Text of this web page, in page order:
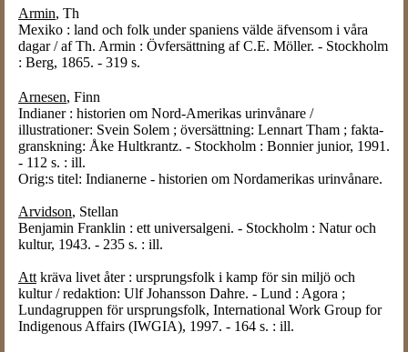
Armin, Th
Mexiko : land och folk under spaniens välde äfvensom i våra
dagar / af Th. Armin : Övfersättning af C.E. Möller. - Stockholm
: Berg, 1865. - 319 s.
Arnesen, Finn
Indianer : historien om Nord-Amerikas urinvånare /
illustrationer: Svein Solem ; översättning: Lennart Tham ; fakta-
granskning: Åke Hultkrantz. - Stockholm : Bonnier junior, 1991.
- 112 s. : ill.
Orig:s titel: Indianerne - historien om Nordamerikas urinvånare.
Arvidson, Stellan
Benjamin Franklin : ett universalgeni. - Stockholm : Natur och
kultur, 1943. - 235 s. : ill.
Att kräva livet åter : ursprungsfolk i kamp för sin miljö och
kultur / redaktion: Ulf Johansson Dahre. - Lund : Agora ;
Lundagruppen för ursprungsfolk, International Work Group for
Indigenous Affairs (IWGIA), 1997. - 164 s. : ill.